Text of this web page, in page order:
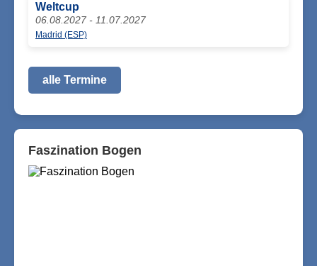
Weltcup
06.08.2027 - 11.07.2027
Madrid (ESP)
alle Termine
Faszination Bogen